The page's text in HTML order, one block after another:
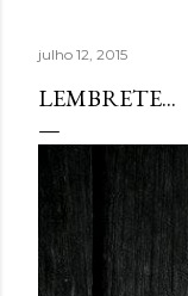
julho 12, 2015
LEMBRETE...